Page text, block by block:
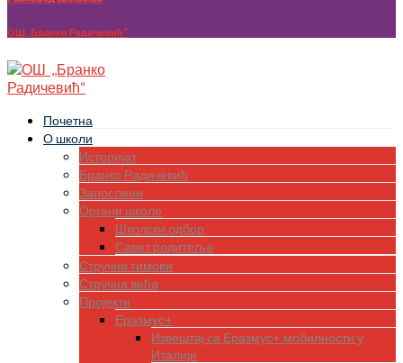
OШ ,,Бранко Радичевић“
Почетна
О школи
Историјат
Бранко Радичевић
Запослени
Органи школе
Школски одбор
Савет родитеља
Стручни тимови
Стручна већа
Пројекти
Еразмус+
Извештај са Еразмус+ мобилности у
Италији